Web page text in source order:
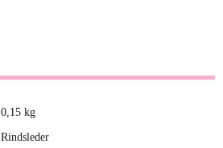
0,15 kg
Rindsleder